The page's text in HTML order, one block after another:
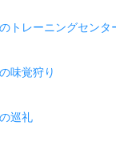
トレーニングセンタ
味覚狩り
巡礼